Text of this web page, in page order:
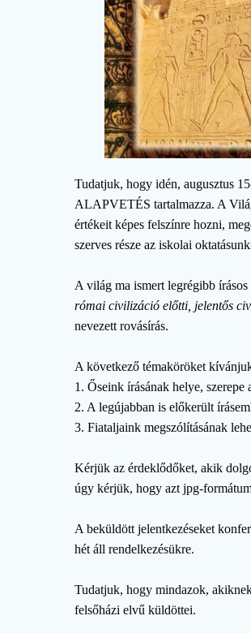
Tudatjuk, hogy idén, augusztus
ALAPVETÉS tartalmazza. A
értékeit képes felszínre hozni,
szerves része az iskolai
A világ ma ismert legrégibb
római civilizáció előtti, jelentős
nevezett rovásírás.
A következő témaköröket
1. Őseink írásának helye,
2. A legújabban is előkerült
3. Fiataljaink megszólításának
Kérjük az érdeklődőket, akik
úgy kérjük, hogy azt jpg-
A beküldött jelentkezéseket
hét áll rendelkezésükre.
Tudatjuk, hogy mindazok,
felsőházi elvű küldöttei.